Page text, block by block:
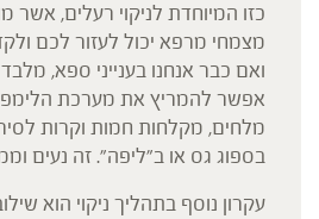
כזו המיוחדת לניקוי רעלים, אשר
מצמחי מרפא יכול לעזור לכם
ואם כבר אנחנו בענייני ספא,
אפשר להמריץ את מערכת
מלחים, מקלחות חמות וקרות
בספוג גס או ב"ליפה". זה נעים
עקרון נוסף בתהליך ניקוי הוא